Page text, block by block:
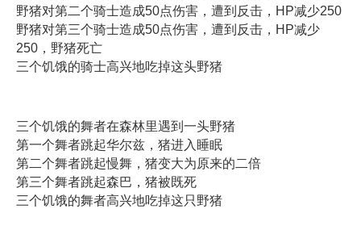
野猪对第二个骑士造成50点伤害，遭到反击，HP减少250
野猪对第三个骑士造成50点伤害，遭到反击，HP减少
250，野猪死亡
三个饥饿的骑士高兴地吃掉这头野猪
三个饥饿的舞者在森林里遇到一头野猪
第一个舞者跳起华尔兹，猪进入睡眠
第二个舞者跳起慢舞，猪变大为原来的二倍
第三个舞者跳起森巴，猪被既死
三个饥饿的舞者高兴地吃掉这只野猪